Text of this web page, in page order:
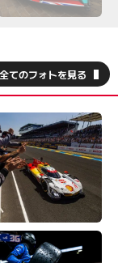
全てのフォトを見る